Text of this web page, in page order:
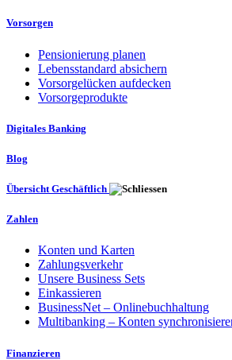
Vorsorgen
Pensionierung planen
Lebensstandard absichern
Vorsorgelücken aufdecken
Vorsorgeprodukte
Digitales Banking
Blog
Übersicht Geschäftlich
Zahlen
Konten und Karten
Zahlungsverkehr
Unsere Business Sets
Einkassieren
BusinessNet – Onlinebuchhaltung
Multibanking – Konten
Finanzieren